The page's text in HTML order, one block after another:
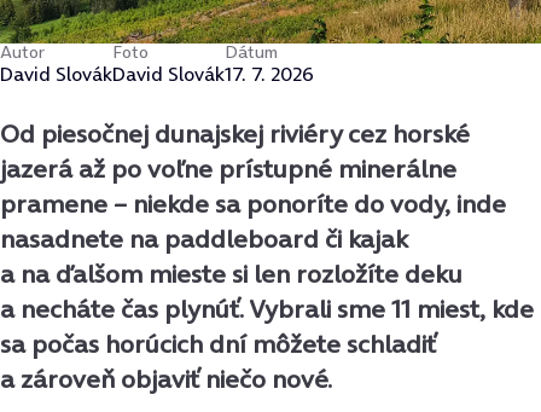
Autor
David Slovák
Foto
David Slovák
Dátum
17. 7. 2026
Od piesočnej dunajskej riviéry cez horské
jazerá až po voľne prístupné minerálne
pramene – niekde sa ponoríte do vody, inde
nasadnete na paddleboard či kajak
a na ďalšom mieste si len rozložíte deku
a necháte čas plynúť. Vybrali sme 11 miest, kde
sa počas horúcich dní môžete schladiť
a zároveň objaviť niečo nové.